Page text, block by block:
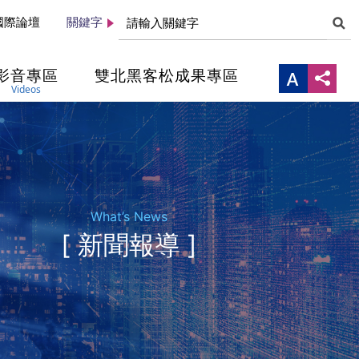
際論壇 關鍵字
音專區
Videos
雙北黑客松成果專區
What’s News
[ 新聞報導 ]